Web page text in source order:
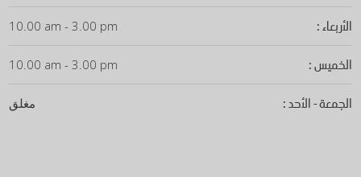
الأربعاء : 10.00 am - 3.00 pm
الخميس : 10.00 am - 3.00 pm
الجمعة - الأحد : مغلق